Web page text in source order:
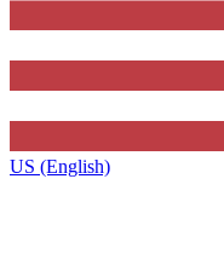
US (English)